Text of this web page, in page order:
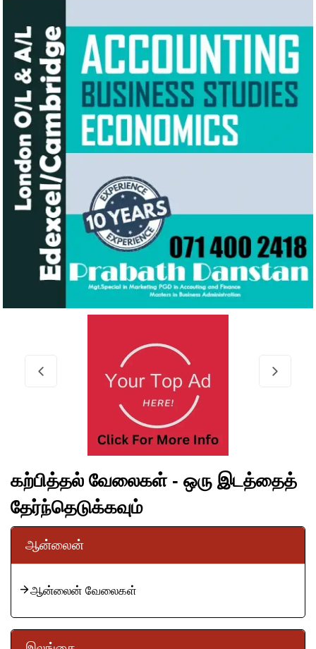
கற்பித்தல் வேலைகள் - ஒரு இடத்தைத்
தேர்ந்தெடுக்கவும்
ஆன்லைன்
ஆன்லைன் வேலைகள்